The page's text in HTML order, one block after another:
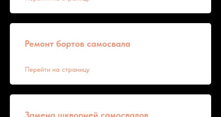
Ремонт бортов самосвала
Перейти на страницу
Замена шкворней самосвалов